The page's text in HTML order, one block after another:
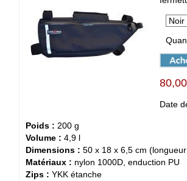
Date
Poids : 200 g
Volume : 4,9 l
Dimensions : 50 x 18 x 6,5 cm
Matériaux : nylon 1000D, enduction PU
Zips : YKK étanche